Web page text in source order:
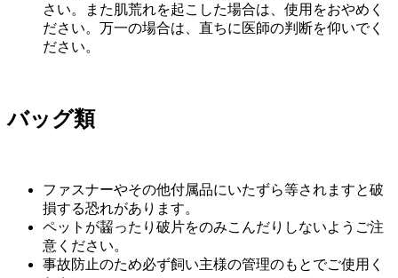
さい。また肌荒れを起こした場合は、使用をおやめく
ださい。万一の場合は、直ちに医師の判断を仰いでく
ださい。
バッグ類
ファスナーやその他付属品にいたずら等されますと破
損する恐れがあります。
ペットが齧ったり破片をのみこんだりしないようご注
意ください。
事故防止のため必ず飼い主様の管理のもとでご使用く